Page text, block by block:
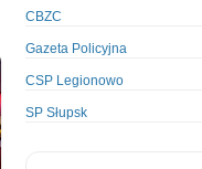
CBZC
Gazeta Policyjna
CSP Legionowo
SP Słupsk